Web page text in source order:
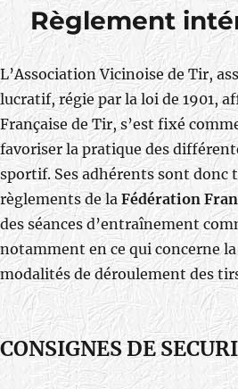
Règlement
L’Association Vicinoise de Tir,
lucratif, régie par la loi de 1901,
Française de Tir, s’est fixé
favoriser la pratique des
sportif. Ses adhérents sont donc
règlements de la Fédération
des séances d’entraînement
notamment en ce qui concerne
modalités de déroulement des
CONSIGNES DE